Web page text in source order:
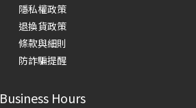
隱私權政策
退換貨政策
條款與細則
防詐騙提醒
Business Hours